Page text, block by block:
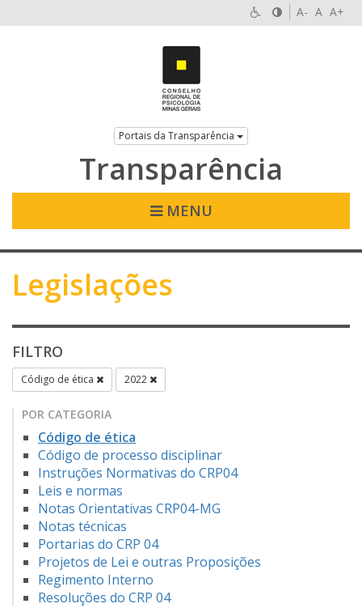
A- A A+
Portais da Transparência
Transparência
MENU
Legislações
FILTRO
Código de ética 2022
POR CATEGORIA
Código de ética
Código de processo disciplinar
Instruções Normativas do CRP04
Leis e normas
Notas Orientativas CRP04-MG
Notas técnicas
Portarias do CRP 04
Projetos de Lei e outras Proposições
Regimento Interno
Resoluções do CRP 04